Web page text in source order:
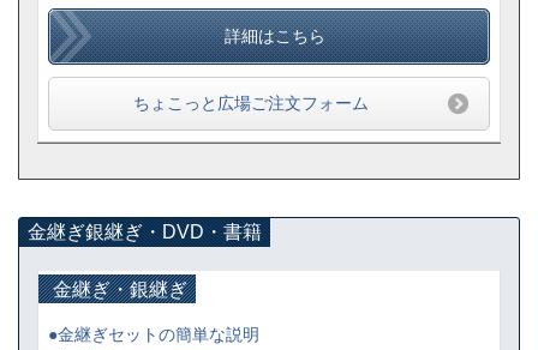
詳細はこちら
ちょこっと広場ご注文フォーム
金継ぎ銀継ぎ・DVD・書籍
金継ぎ・銀継ぎ
●金継ぎセットの簡単な説明